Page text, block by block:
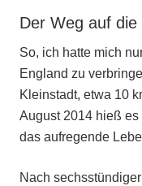
Der Weg auf die
So, ich hatte mich
England zu
Kleinstadt, etwa 10
August 2014 hieß
das aufregende
Nach